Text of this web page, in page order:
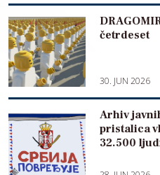
četrdeset
30. JUN 2026
Arhiv
pristalica
32.500